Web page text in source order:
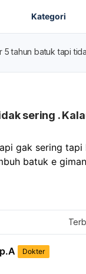
Kategori
tahun batuk tapi
sering .
gak sering tapi
Dokter